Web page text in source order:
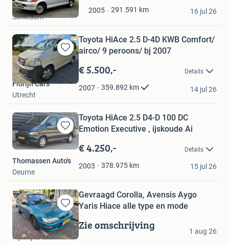
Mijn
Favorieten
2005 291.591 km
Autobedrijf Nor
Schiedam
16 jul 26
Bewaren
in
Mijn
Favorieten
Toyota HiAce 2.5 D-4D KWB Comfort/
airco/ 9 peroons/ bj 2007
€ 5.500,- Details
2007 359.892 km
Florijn Cars
Utrecht
14 jul 26
Bewaren
in
Favorieten
Toyota HiAce 2.5 D4-D 100 DC
Emotion Executive , ijskoude Ai
€ 4.250,- Details
2003 378.975 km
Thomassen Auto's
Deurne
15 jul 26
Bewaren
in
Mijn
Favorieten
Gevraagd Corolla, Avensis Aygo
Yaris Hiace alle type en mode
Zie omschrijving
Michael
Rijswijk
1 aug 26